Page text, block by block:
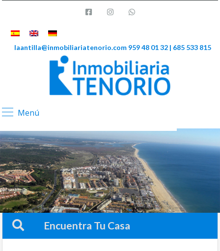
laantilla@inmobiliariatenorio.com 959 48 01 32 | 685 533 815
Menú
Encuentra Tu Casa